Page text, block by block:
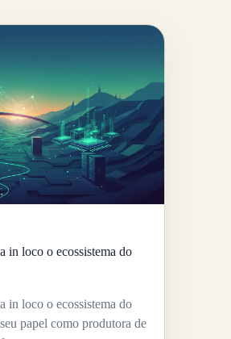
in loco o ecossistema do
in loco o ecossistema do
papel como produtora de